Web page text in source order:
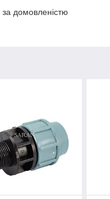
домовленістю